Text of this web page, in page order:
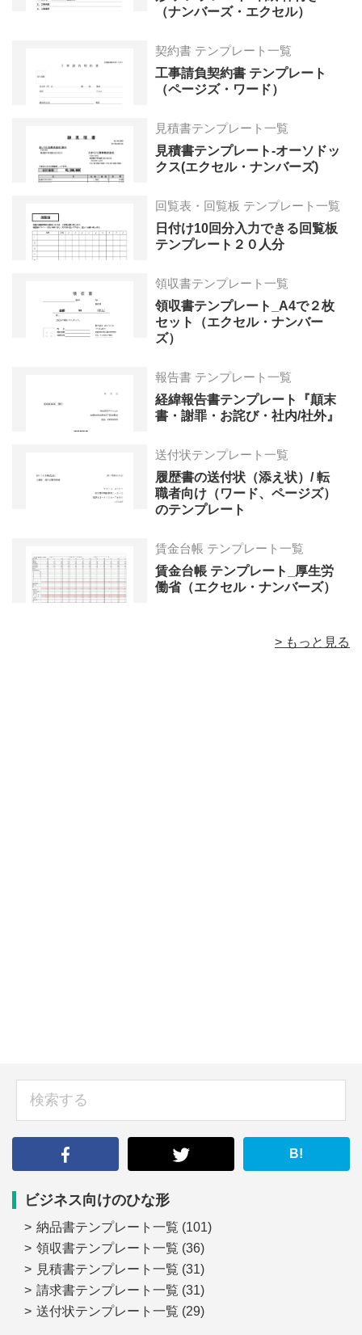
（ナンバーズ・エクセル）
契約書 テンプレート一覧
工事請負契約書 テンプレート
（ページズ・ワード）
見積書テンプレート一覧
見積書テンプレート-オーソドッ
クス(エクセル・ナンバーズ)
回覧表・回覧板 テンプレート一覧
日付け10回分入力できる回覧板
テンプレート２０人分
領収書テンプレート一覧
領収書テンプレート_A4で２枚
セット（エクセル・ナンバー
ズ）
報告書 テンプレート一覧
経緯報告書テンプレート『顛末
書・謝罪・お詫び・社内/社外』
送付状テンプレート一覧
履歴書の送付状（添え状）/ 転
職者向け（ワード、ページズ）
のテンプレート
賃金台帳 テンプレート一覧
賃金台帳 テンプレート_厚生労
働省（エクセル・ナンバーズ）
> もっと見る
B!
ビジネス向けのひな形
納品書テンプレート一覧 (101)
領収書テンプレート一覧 (36)
見積書テンプレート一覧 (31)
請求書テンプレート一覧 (31)
送付状テンプレート一覧 (29)